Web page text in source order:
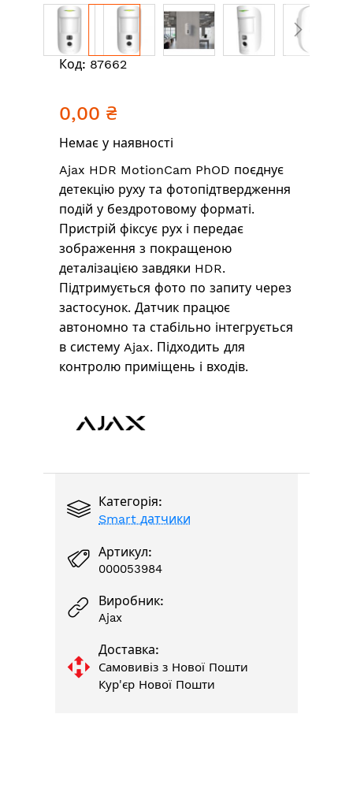
Перейти
галереї
Код: 87662
0,00 ₴
Немає у наявності
Ajax HDR MotionCam PhOD поєднує
детекцію руху та фотопідтвердження
подій у бездротовому форматі.
Пристрій фіксує рух і передає
зображення з покращеною
деталізацією завдяки HDR.
Підтримується фото по запиту через
застосунок. Датчик працює
автономно та стабільно інтегрується
в систему Ajax. Підходить для
контролю приміщень і входів.
Категорія:
Smart датчики
Артикул:
000053984
Виробник:
Ajax
Доставка:
Самовивіз з Нової Пошти
Кур'єр Нової Пошти